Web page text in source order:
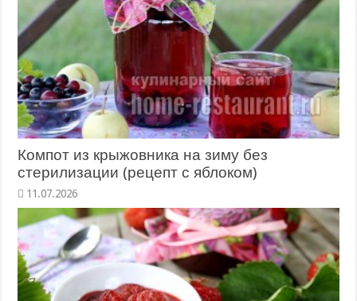
Компот из крыжовника на зиму без
стерилизации (рецепт с яблоком)
11.07.2026